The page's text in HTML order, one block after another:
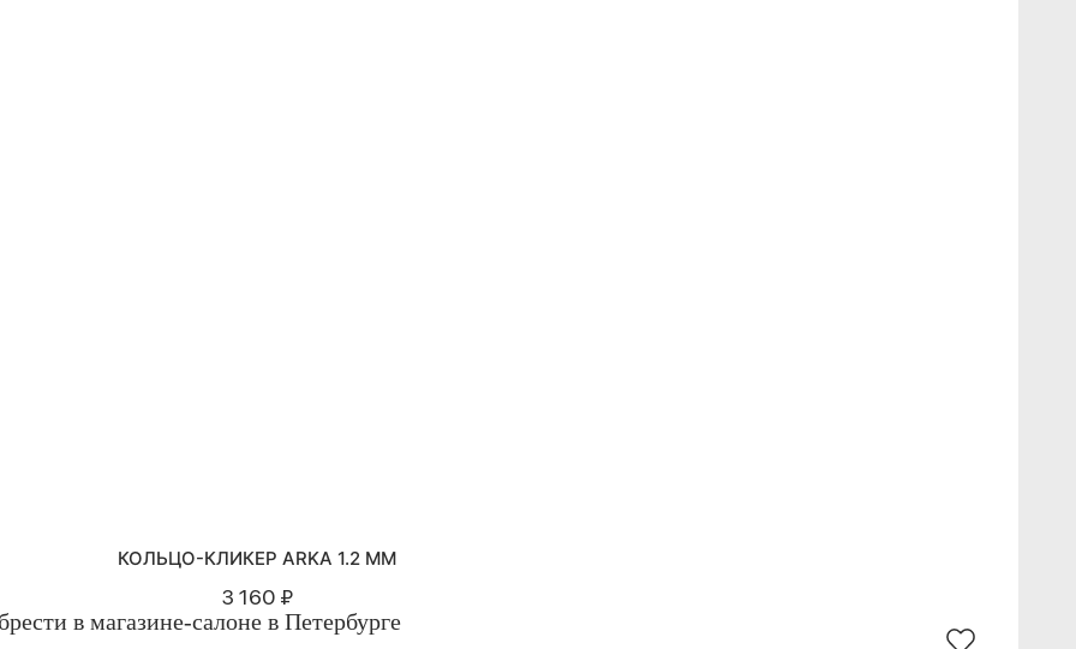
КОЛЬЦО-КЛИКЕР ARKA 1.2 ММ
3 160 ₽